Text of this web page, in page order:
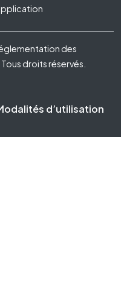
des
droits réservés.
d’utilisation